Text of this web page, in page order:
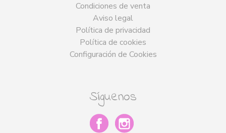
Condiciones de venta
Aviso legal
Política de privacidad
Política de cookies
Configuración de Cookies
Síguenos